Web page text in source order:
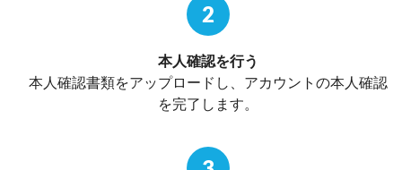
2
本人確認を行う
本人確認書類をアップロードし、アカウントの本人確認
を完了します。